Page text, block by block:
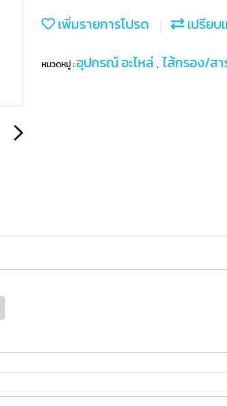
เพิ่มรายการโปรด เปรียบ
หมวดหมู่ :อุปกรณ์ อะไหล่ , ไส้กรอง/ส